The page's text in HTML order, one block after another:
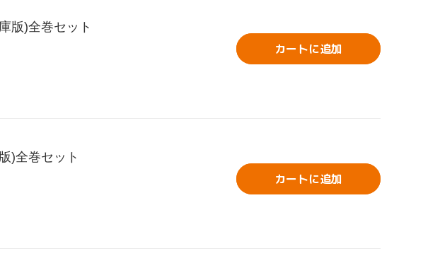
版)全巻セット
カートに追加
)全巻セット
カートに追加